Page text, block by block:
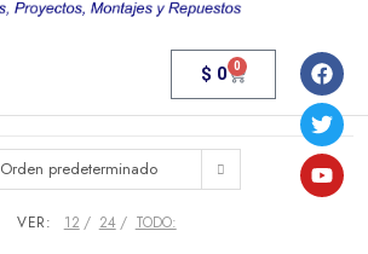
$ 0 0
Orden predeterminado
VER: 12 24 TODO: